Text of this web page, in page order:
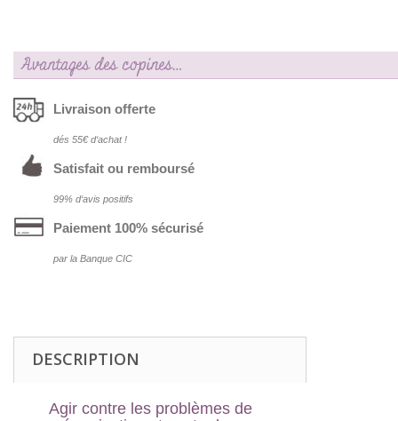
Avantages des copines…
Livraison offerte
dés 55€ d‘achat !
Satisfait ou remboursé
99% d‘avis positifs
Paiement 100% sécurisé
par la Banque CIC
DESCRIPTION
Agir contre les problèmes de